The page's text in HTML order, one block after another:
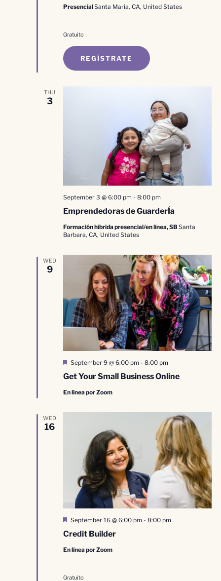
PresencialSanta Maria, CA, United States
Gratuito
REGÍSTRATE
THU
3
Emprendedoras de GuarderÍa
September 3 @ 6:00 pm - 8:00 pm
Formación híbrida presencial/en línea, SBSanta
Barbara, CA, United States
WED
9
Get Your Small Business Online
Destacado
September 9 @ 6:00 pm - 8:00 pm
En línea por Zoom
WED
16
Credit Builder
Destacado
September 16 @ 6:00 pm - 8:00 pm
En línea por Zoom
Gratuito